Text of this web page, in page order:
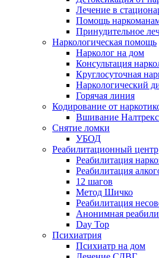
Лечение в
Помощь
Принудительное
Наркологическая помощь
Нарколог на дом
Консультация
Круглосуточная
Наркологический
Горячая линия
Кодирование от
Вшивание
Снятие ломки
УБОД
Реабилитационный центр
Реабилитация
Реабилитация
12 шагов
Метод Шичко
Реабилитация
Анонимная
Day Top
Психиатрия
Психиатр на дом